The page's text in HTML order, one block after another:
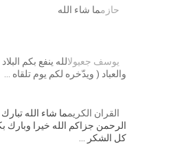
حازمما شاء الله
يوسف جعيولالله ينفع بكم البلاد
والعباد ( ويدّخره لكم يوم تلقاه …
القران الكريمما شاء الله تبارك
الرحمن جزاكم الله خيرا وبارك
كل الشكر …